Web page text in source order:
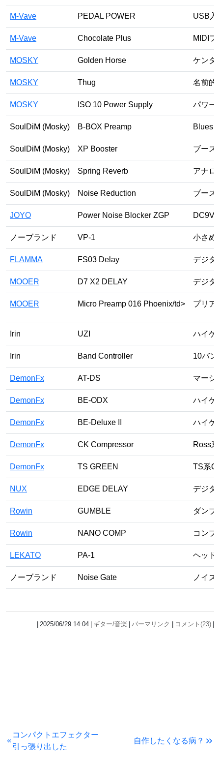
M-Vave PEDAL POWER USB入
M-Vave Chocolate Plus MIDIフ
MOSKY Golden Horse ケンタ
MOSKY Thug 名前的
MOSKY ISO 10 Power Supply パワー
SoulDiM (Mosky) B-BOX Preamp Blues
SoulDiM (Mosky) XP Booster ブース
SoulDiM (Mosky) Spring Reverb アナロ
SoulDiM (Mosky) Noise Reduction ブース
JOYO Power Noise Blocker ZGP DC9V
ノーブランド VP-1 小さめ
FLAMMA FS03 Delay デジタ
MOOER D7 X2 DELAY デジタ
MOOER Micro Preamp 016 Phoenix/td> プリア
Irin UZI ハイゲ
Irin Band Controller 10バン
DemonFx AT-DS マーシ
DemonFx BE-ODX ハイゲ
DemonFx BE-Deluxe II ハイゲ
DemonFx CK Compressor Ross
DemonFx TS GREEN TS系
NUX EDGE DELAY デジタ
Rowin GUMBLE ダンブ
Rowin NANO COMP コンプ
LEKATO PA-1 ヘッド
ノーブランド Noise Gate ノイズ
2025/06/29 14:04 ギター/音楽 パーマリンク コメント(23)
コンパクトエフェクター
引っ張り出した
自作したくなる病？